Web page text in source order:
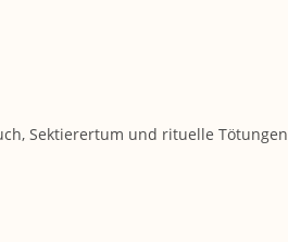
Sektierertum und rituelle Tötungen